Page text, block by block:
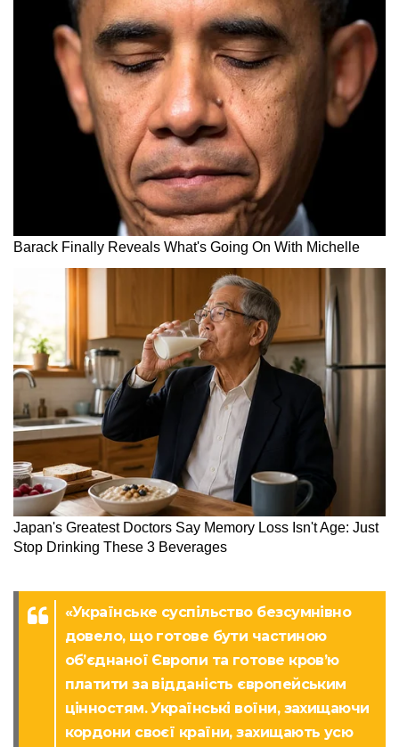
«Українське суспільство безсумнівно
довело, що готове бути частиною
об’єднаної Європи та готове кров’ю
платити за відданість європейським
цінностям. Українські воїни, захищаючи
кордони своєї країни, захищають усю